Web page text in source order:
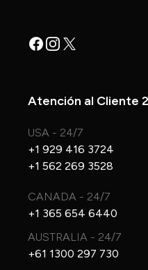
Facebook
Instagram
X
Atención al Cliente
USA - 24/7
+1 929 416 3724
+1 562 269 3528
CANADA - 24/7
+1 365 654 6440
AUSTRALIA - 24/7
+61 1300 297 730